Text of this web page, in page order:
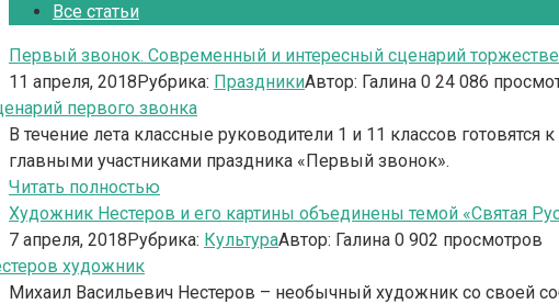
Все статьи
Первый звонок. Современный и интересный сценарий
11 апреля, 2018Рубрика: ПраздникиАвтор: Галина 0 24 086
В течение лета классные руководители 1 и 11 классов
главными участниками праздника «Первый звонок».
Читать полностью
Художник Нестеров и его картины объединены темой «Святая
7 апреля, 2018Рубрика: КультураАвтор: Галина 0 902 просмотров
Михаил Васильевич Нестеров – необычный художник со своей